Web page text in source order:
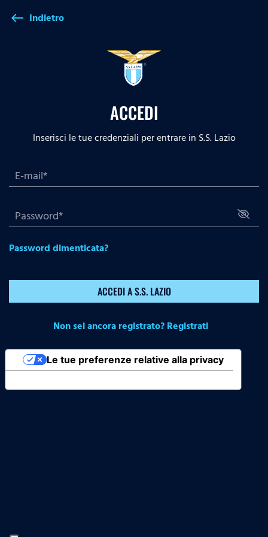
west Indietro
ACCEDI
Inserisci le tue credenziali per entrare in S.S. Lazio
Password dimenticata?
ACCEDI A S.S. LAZIO
Non sei ancora registrato? Registrati
Le tue preferenze relative alla privacy